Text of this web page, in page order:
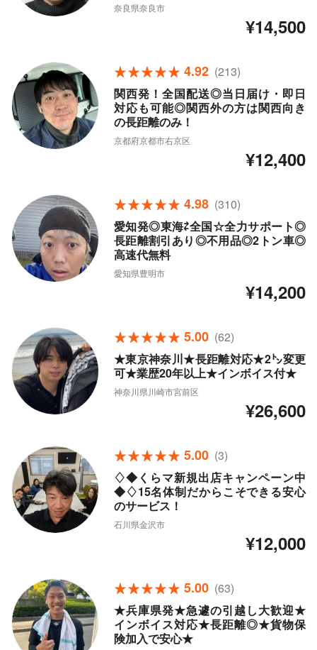
奈良県奈良市
¥14,500
4.92 (213)
関西発！全国配送◎当日届け・即日
対応も可能◎関西外の方は関西向き
の長距離のみ！
京都府京都市右京区
¥12,400
4.98 (310)
愛知発◎東海⇄全国☆全力サポート◎
長距離割引あり◎不用品◎2トン車◎
高速代無料
愛知県豊明市
¥14,200
5.00 (62)
★東京神奈川★長距離対応★2㌧変更
可★業歴20年以上★インボイス付★
神奈川県川崎市宮前区
¥26,600
5.00 (3)
♢◆くらマ新規出店キャンペーン中
◆♢15名体制だからこそできる安心
のサービス！
石川県金沢市
¥12,000
5.00 (63)
★兵庫県発★急遽の引越し大歓迎★
インボイス対応★長距離◎★貨物保
険加入で安心★